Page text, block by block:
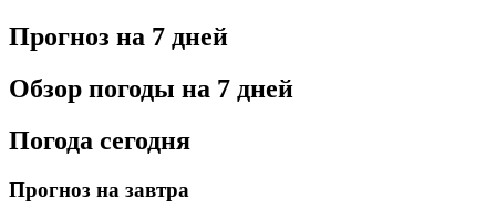
Прогноз на 7 дней
Обзор погоды на 7 дней
Погода сегодня
Прогноз на завтра